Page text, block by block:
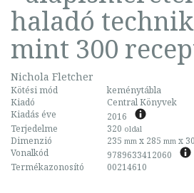
haladó
mint 300
Nichola Fletcher
Kötési mód
keménytábla
Kiadó
Central Könyvek
Kiadás éve
2016
Terjedelme
320 oldal
Dimenzió 235 mm x 285 mm x 30
Vonalkód
9789633412060
Termékazonosító
00214610